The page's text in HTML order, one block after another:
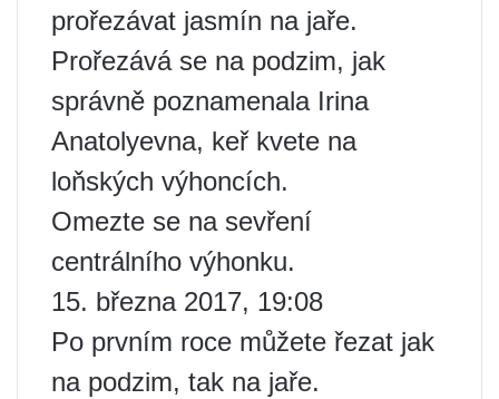
prořezávat jasmín na jaře.
Prořezává se na podzim, jak
správně poznamenala Irina
Anatolyevna, keř kvete na
loňských výhoncích.
Omezte se na sevření
centrálního výhonku.
15. března 2017, 19:08
Po prvním roce můžete řezat jak
na podzim, tak na jaře.